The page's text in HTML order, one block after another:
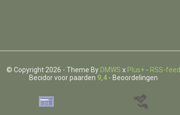
© Copyright 2026 - Theme By DMWS x Plus+ - RSS-feed
Becidor voor paarden 9,4 - Beoordelingen